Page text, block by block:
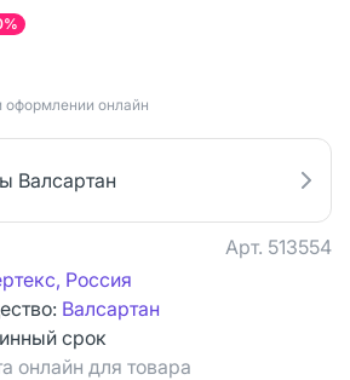
оформлении онлайн
Валсартан
Арт. 513554
Россия
Валсартан
срок
онлайн для товара